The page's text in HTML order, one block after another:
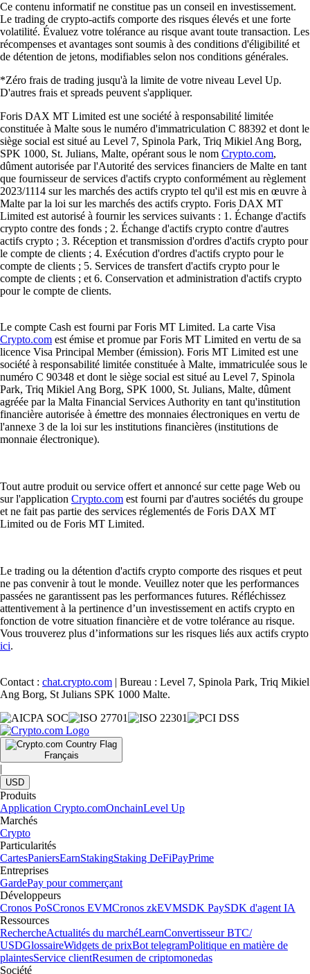
Ce contenu informatif ne constitue pas un conseil en investissement.
Le trading de crypto-actifs comporte des risques élevés et une forte
volatilité. Évaluez votre tolérance au risque avant toute transaction. Les
récompenses et avantages sont soumis à des conditions d'éligibilité et
de détention de jetons, modifiables selon nos conditions générales.
*Zéro frais de trading jusqu'à la limite de votre niveau Level Up.
D'autres frais et spreads peuvent s'appliquer.
Foris DAX MT Limited est une société à responsabilité limitée
constituée à Malte sous le numéro d'immatriculation C 88392 et dont le
siège social est situé au Level 7, Spinola Park, Triq Mikiel Ang Borg,
SPK 1000, St. Julians, Malte, opérant sous le nom Crypto.com,
dûment autorisée par l'Autorité des services financiers de Malte en tant
que fournisseur de services d'actifs crypto conformément au règlement
2023/1114 sur les marchés des actifs crypto tel qu'il est mis en œuvre à
Malte par la loi sur les marchés des actifs crypto. Foris DAX MT
Limited est autorisé à fournir les services suivants : 1. Échange d'actifs
crypto contre des fonds ; 2. Échange d'actifs crypto contre d'autres
actifs crypto ; 3. Réception et transmission d'ordres d'actifs crypto pour
le compte de clients ; 4. Exécution d'ordres d'actifs crypto pour le
compte de clients ; 5. Services de transfert d'actifs crypto pour le
compte de clients ; et 6. Conservation et administration d'actifs crypto
pour le compte de clients.
Le compte Cash est fourni par Foris MT Limited. La carte Visa
Crypto.com est émise et promue par Foris MT Limited en vertu de sa
licence Visa Principal Member (émission). Foris MT Limited est une
société à responsabilité limitée constituée à Malte, immatriculée sous le
numéro C 90348 et dont le siège social est situé au Level 7, Spinola
Park, Triq Mikiel Ang Borg, SPK 1000, St. Julians, Malte, dûment
agréée par la Malta Financial Services Authority en tant qu'institution
financière autorisée à émettre des monnaies électroniques en vertu de
l'annexe 3 de la loi sur les institutions financières (institutions de
monnaie électronique).
Tout autre produit ou service offert et annoncé sur cette page Web ou
sur l'application Crypto.com est fourni par d'autres sociétés du groupe
et ne fait pas partie des services réglementés de Foris DAX MT
Limited ou de Foris MT Limited.
Le trading ou la détention d'actifs crypto comporte des risques et peut
ne pas convenir à tout le monde. Veuillez noter que les performances
passées ne garantissent pas les performances futures. Réfléchissez
attentivement à la pertinence d’un investissement en actifs crypto en
fonction de votre situation financière et de votre tolérance au risque.
Vous trouverez plus d’informations sur les risques liés aux actifs crypto
ici.
Contact : chat.crypto.com | Bureau : Level 7, Spinola Park, Triq Mikiel
Ang Borg, St Julians SPK 1000 Malte.
Français
|
USD
Produits
Application Crypto.comOnchainLevel Up
Marchés
Crypto
Particularités
CartesPaniersEarnStakingStaking DeFiPayPrime
Entreprises
GardePay pour commerçant
Développeurs
Cronos PoSCronos EVMCronos zkEVMSDK PaySDK d'agent IA
Ressources
RechercheActualités du marchéLearnConvertisseur BTC/
USDGlossaireWidgets de prixBot telegramPolitique en matière de
plaintesService clientResumen de criptomonedas
Société